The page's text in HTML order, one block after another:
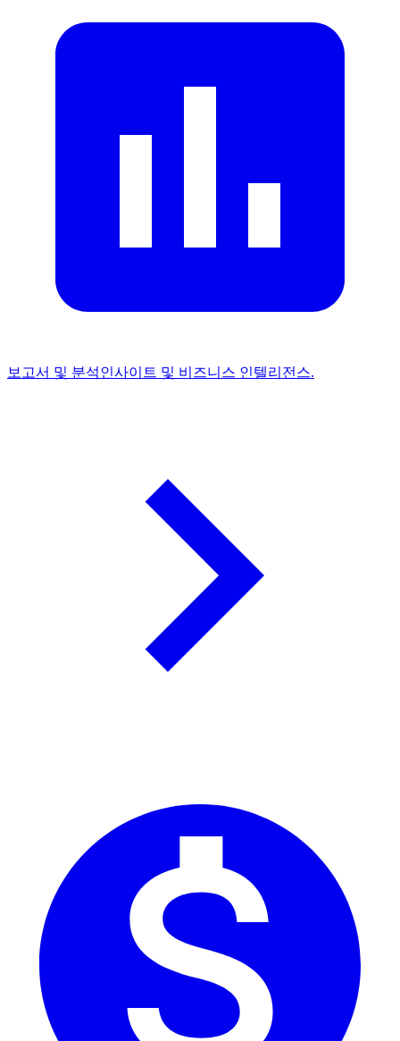
보고서 및 분석인사이트 및 비즈니스 인텔리전스.